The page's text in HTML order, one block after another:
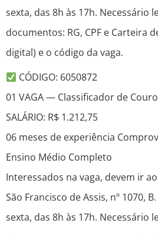
sexta, das 8h às 17h. Necessário
documentos: RG, CPF e Carteira
digital) e o código da vaga.
CÓDIGO: 6050872
01 VAGA — Classificador de
SALÁRIO: R$ 1.212,75
06 meses de experiência
Ensino Médio Completo
Interessados na vaga, devem ir
São Francisco de Assis, nº 1070,
sexta, das 8h às 17h. Necessário